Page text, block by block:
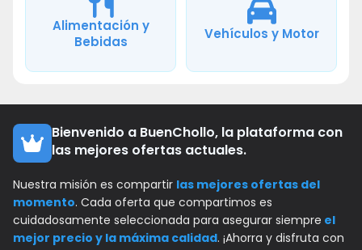
Alimentación y
Bebidas
Vehículos y Motor
Bienvenido a BuenChollo, la plataforma con
las mejores ofertas actuales.
Nuestra misión es compartir las mejores ofertas del
momento. Cada oferta que compartimos es
cuidadosamente seleccionada para asegurar siempre el
mejor precio y la máxima calidad. ¡Ahorra y disfruta con